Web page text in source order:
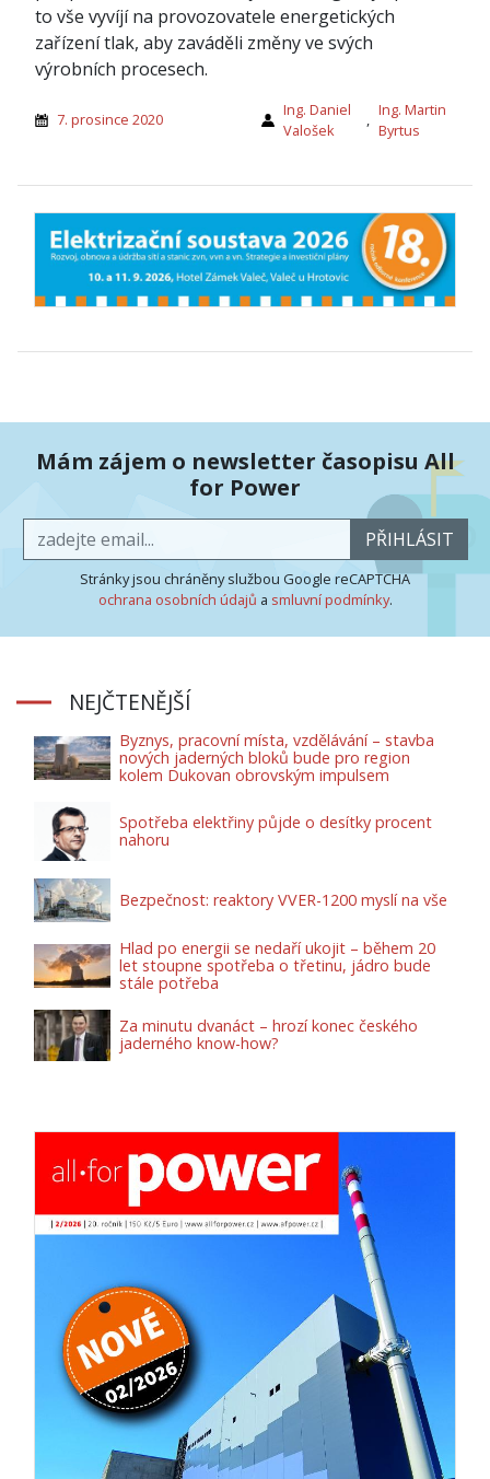
to vše vyvíjí na provozovatele energetických
zařízení tlak, aby zaváděli změny ve svých
výrobních procesech.
7. prosince 2020
Ing. Daniel
Valošek
,
Ing. Martin
Byrtus
Mám zájem o newsletter časopisu All
for Power
PŘIHLÁSIT
Stránky jsou chráněny službou Google reCAPTCHA
ochrana osobních údajů a smluvní podmínky.
NEJČTENĚJŠÍ
Byznys, pracovní místa, vzdělávání – stavba
nových jaderných bloků bude pro region
kolem Dukovan obrovským impulsem
Spotřeba elektřiny půjde o desítky procent
nahoru
Bezpečnost: reaktory VVER-1200 myslí na vše
Hlad po energii se nedaří ukojit – během 20
let stoupne spotřeba o třetinu, jádro bude
stále potřeba
Za minutu dvanáct – hrozí konec českého
jaderného know-how?